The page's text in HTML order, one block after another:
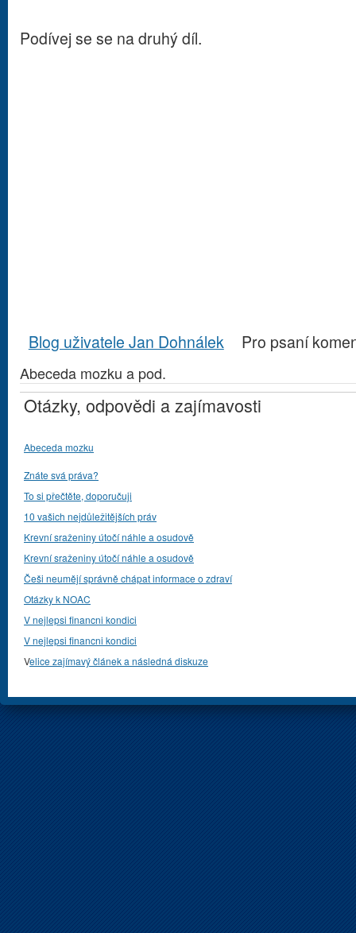
Podívej se se na druhý díl.
Blog uživatele Jan Dohnálek Pro psaní
Abeceda mozku a pod.
Otázky, odpovědi a zajímavosti
Abeceda mozku
Znáte svá práva?
To si přečtěte, doporučuji
10 vašich nejdůležitějších práv
Krevní sraženiny útočí náhle a osudově
Krevní sraženiny útočí náhle a osudově
Češi neumějí správně chápat informace o zdraví
Otázky k NOAC
V nejlepsi financni kondici
V nejlepsi financni kondici
Velice zajímavý článek a následná diskuze